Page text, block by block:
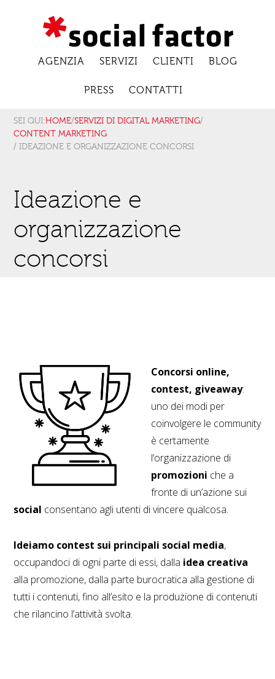
AGENZIA SERVIZI CLIENTI BLOG
PRESS CONTATTI
SEI QUI:HOME/SERVIZI DI DIGITAL MARKETING/
CONTENT MARKETING
/ IDEAZIONE E ORGANIZZAZIONE CONCORSI
Ideazione e
organizzazione
concorsi
Concorsi online,
contest, giveaway:
uno dei modi per
coinvolgere le community
è certamente
l’organizzazione di
promozioni che a
fronte di un’azione sui
social consentano agli utenti di vincere qualcosa.
Ideiamo contest sui principali social media,
occupandoci di ogni parte di essi, dalla idea creativa
alla promozione, dalla parte burocratica alla gestione di
tutti i contenuti, fino all’esito e la produzione di contenuti
che rilancino l’attività svolta.